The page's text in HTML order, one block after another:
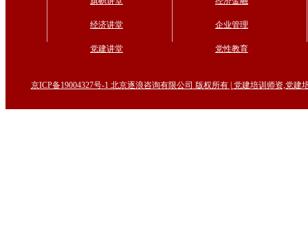
经济讲堂
党建讲堂
企业管理
党性教育
京ICP备19004327号-1 北京逐浪咨询有限公司 版权所有 | 党建培训师资,党